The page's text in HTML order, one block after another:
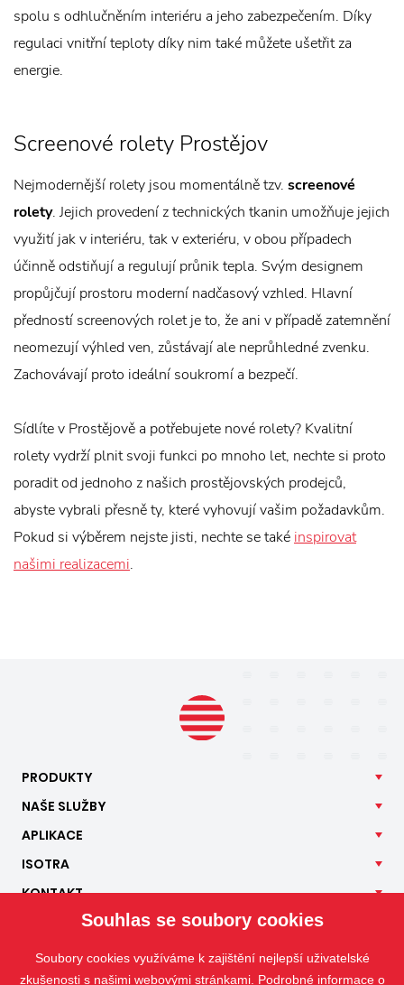
spolu s odhlučněním interiéru a jeho zabezpečením. Díky
regulaci vnitřní teploty díky nim také můžete ušetřit za
energie.
Screenové rolety Prostějov
Nejmodernější rolety jsou momentálně tzv. screenové
rolety. Jejich provedení z technických tkanin umožňuje jejich
využití jak v interiéru, tak v exteriéru, v obou případech
účinně odstiňují a regulují průnik tepla. Svým designem
propůjčují prostoru moderní nadčasový vzhled. Hlavní
předností screenových rolet je to, že ani v případě zatemnění
neomezují výhled ven, zůstávají ale neprůhledné zvenku.
Zachovávají proto ideální soukromí a bezpečí.
Sídlíte v Prostějově a potřebujete nové rolety? Kvalitní
rolety vydrží plnit svoji funkci po mnoho let, nechte si proto
poradit od jednoho z našich prostějovských prodejců,
abyste vybrali přesně ty, které vyhovují vašim požadavkům.
Pokud si výběrem nejste jisti, nechte se také inspirovat
našimi realizacemi.
PRODUKTY
NAŠE SLUŽBY
APLIKACE
ISOTRA
KONTAKT
Souhlas se soubory cookies
Soubory cookies využíváme k zajištění nejlepší uživatelské
zkušenosti s našimi webovými stránkami. Podrobné informace o